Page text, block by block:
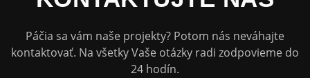
Páčia sa vám naše projekty? Potom nás neváhajte
kontaktovať. Na všetky Vaše otázky radi zodpovieme do
24 hodín.